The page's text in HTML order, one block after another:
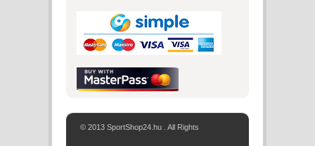
© 2013 SportShop24.hu . All Rights